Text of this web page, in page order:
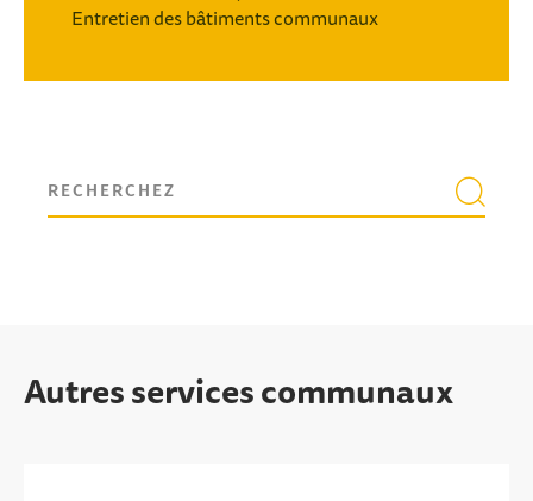
Entretien des bâtiments communaux
Autres services communaux